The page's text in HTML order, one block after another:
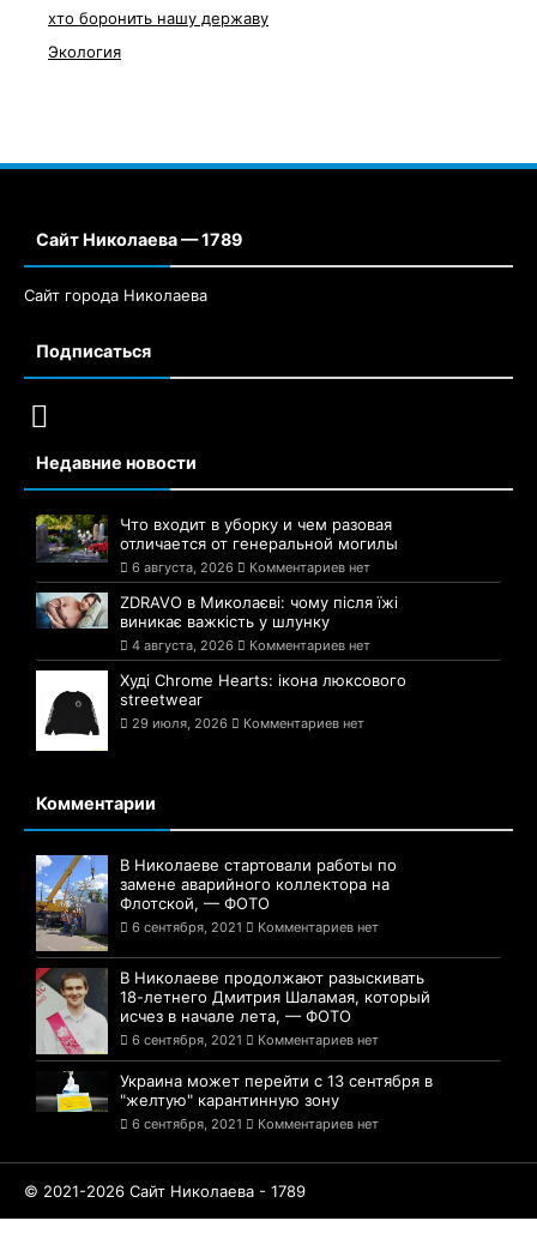
хто боронить нашу державу
Экология
Сайт Николаева — 1789
Сайт города Николаева
Подписаться
Недавние новости
Что входит в уборку и чем разовая
отличается от генеральной могилы
6 августа, 2026 Комментариев нет
ZDRAVO в Миколаєві: чому після їжі
виникає важкість у шлунку
4 августа, 2026 Комментариев нет
Худі Chrome Hearts: ікона люксового
streetwear
29 июля, 2026 Комментариев нет
Комментарии
В Николаеве стартовали работы по
замене аварийного коллектора на
Флотской, — ФОТО
6 сентября, 2021 Комментариев нет
В Николаеве продолжают разыскивать
18-летнего Дмитрия Шаламая, который
исчез в начале лета, — ФОТО
6 сентября, 2021 Комментариев нет
Украина может перейти с 13 сентября в
"желтую" карантинную зону
6 сентября, 2021 Комментариев нет
© 2021-2026 Сайт Николаева - 1789